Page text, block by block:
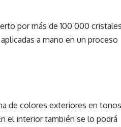
por más de 100 000 cristales
a mano en un proceso
de colores exteriores en tonos
el interior también se lo podrá